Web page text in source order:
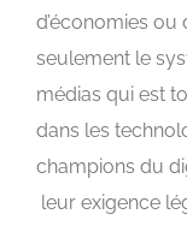
d’économies ou
seulement le
médias qui est
dans les
champions du
leur exigence